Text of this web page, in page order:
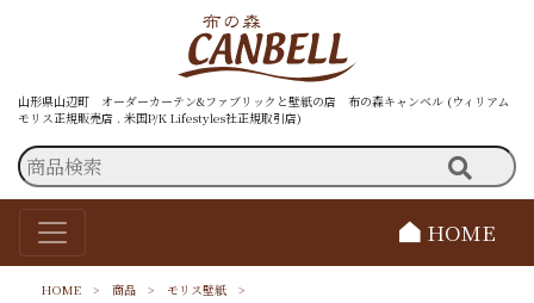
山形県山辺町 オーダーカーテン&ファブリックと壁紙の店 布の森キャンベル (ウィリアム
モリス正規販売店 . 米国P/K Lifestyles社正規取引店)
HOME
HOME > 商品 > モリス壁紙
>